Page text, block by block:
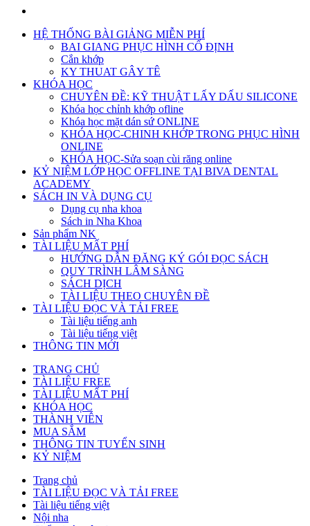
HỆ THỐNG BÀI GIẢNG MIỄN PHÍ
BAI GIANG PHỤC HÌNH CỐ ĐỊNH
Cắn khớp
KY THUAT GÂY TÊ
KHÓA HỌC
CHUYÊN ĐỀ: KỸ THUẬT LẤY DẤU SILICONE
Khóa học chỉnh khớp ofline
Khóa học mặt dán sứ ONLINE
KHÓA HỌC-CHINH KHỚP TRONG PHỤC HÌNH
ONLINE
KHÓA HỌC-Sửa soạn cùi răng online
KỶ NIỆM LỚP HỌC OFFLINE TẠI BIVA DENTAL
ACADEMY
SÁCH IN VÀ DỤNG CỤ
Dụng cụ nha khoa
Sách in Nha Khoa
Sản phẩm NK
TÀI LIỆU MẤT PHÍ
HƯỚNG DẪN ĐĂNG KÝ GÓI ĐỌC SÁCH
QUY TRÌNH LÂM SÀNG
SÁCH DỊCH
TÀI LIỆU THEO CHUYÊN ĐỀ
TÀI LIỆU ĐỌC VÀ TẢI FREE
Tài liệu tiếng anh
Tài liệu tiếng việt
THÔNG TIN MỚI
TRANG CHỦ
TÀI LIỆU FREE
TÀI LIỆU MẤT PHÍ
KHÓA HỌC
THÀNH VIÊN
MUA SẮM
THÔNG TIN TUYỂN SINH
KỶ NIỆM
Trang chủ
TÀI LIỆU ĐỌC VÀ TẢI FREE
Tài liệu tiếng việt
Nội nha